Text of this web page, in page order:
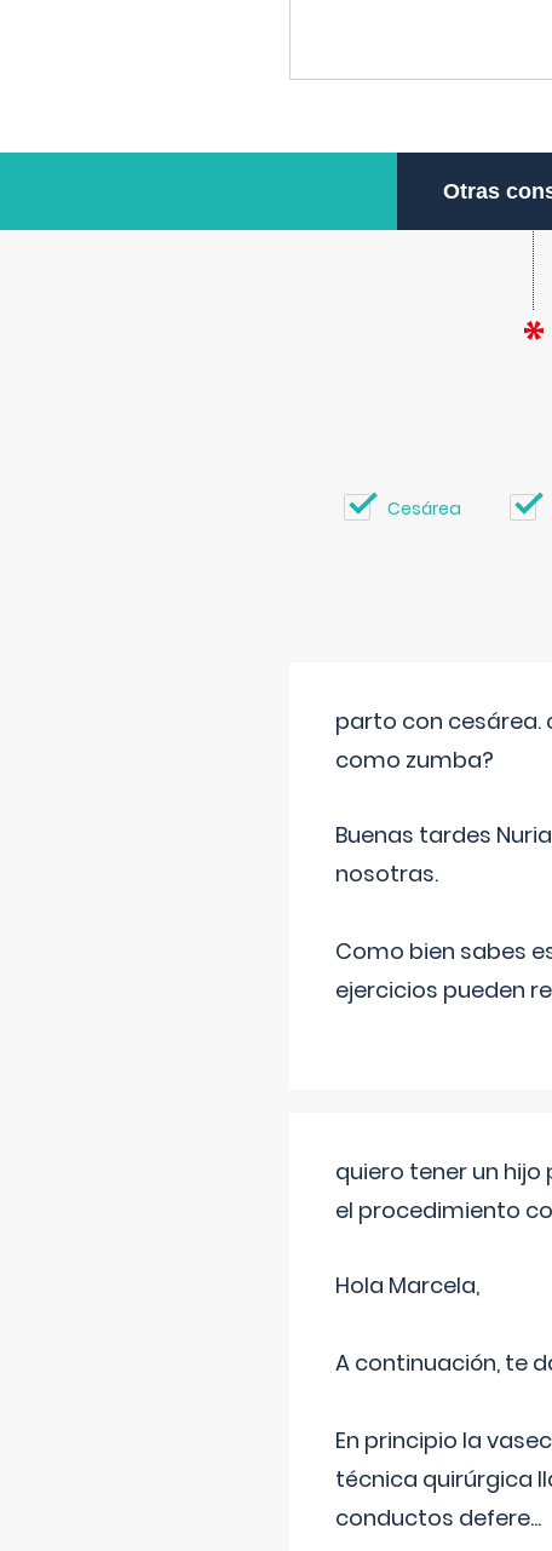
Otras
Cesárea
parto con cesárea.
como zumba?
Buenas tardes
nosotras.
Como bien sabes
ejercicios pueden
quiero tener un
el procedimiento
Hola Marcela,
A continuación, te
En principio la
técnica quirúrgica
conductos defere...